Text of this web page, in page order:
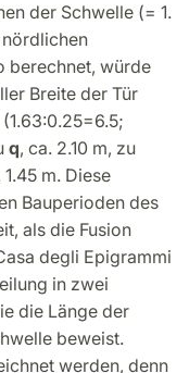
der Schwelle (= 1.
berechnet, würde
Breite der Tür
q, ca. 2.10 m, zu
1.45 m. Diese
Bauperioden des
als die Fusion
degli Epigrammi
in zwei
die Länge der
beweist.
werden, denn